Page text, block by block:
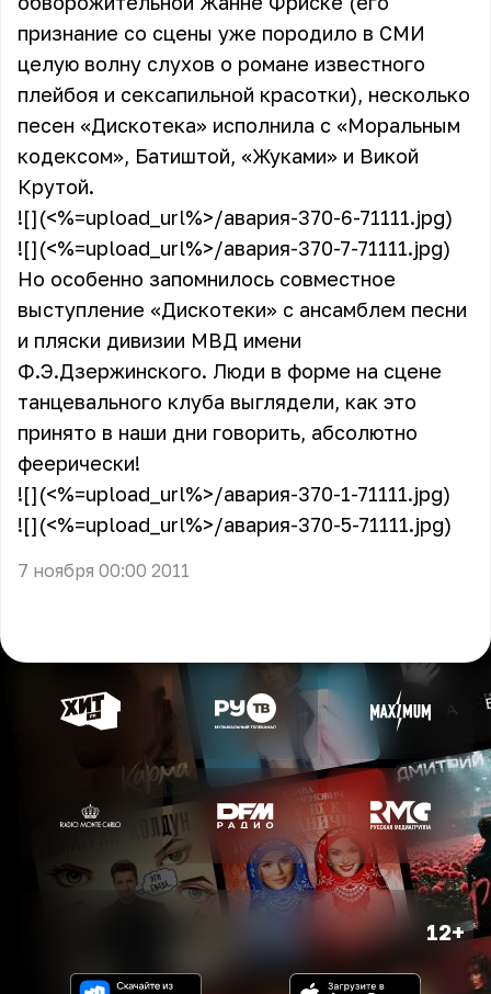
признание со сцены уже породило в СМИ
целую волну слухов о романе известного
плейбоя и сексапильной красотки), несколько
песен «Дискотека» исполнила с «Моральным
кодексом», Батиштой, «Жуками» и Викой
Крутой.
![](<%=upload_url%>/авария-370-6-71111.jpg)
![](<%=upload_url%>/авария-370-7-71111.jpg)
Но особенно запомнилось совместное
выступление «Дискотеки» с ансамблем песни
и пляски дивизии МВД имени
Ф.Э.Дзержинского. Люди в форме на сцене
танцевального клуба выглядели, как это
принято в наши дни говорить, абсолютно
феерически!
![](<%=upload_url%>/авария-370-1-71111.jpg)
![](<%=upload_url%>/авария-370-5-71111.jpg)
7 ноября 00:00 2011
12+